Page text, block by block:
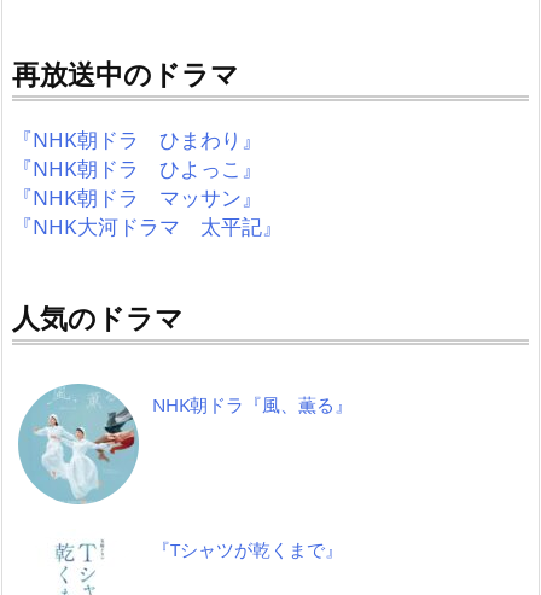
再放送中のドラマ
『NHK朝ドラ ひまわり』
『NHK朝ドラ ひよっこ』
『NHK朝ドラ マッサン』
『NHK大河ドラマ 太平記』
人気のドラマ
NHK朝ドラ『風、薫る』
『Tシャツが乾くまで』